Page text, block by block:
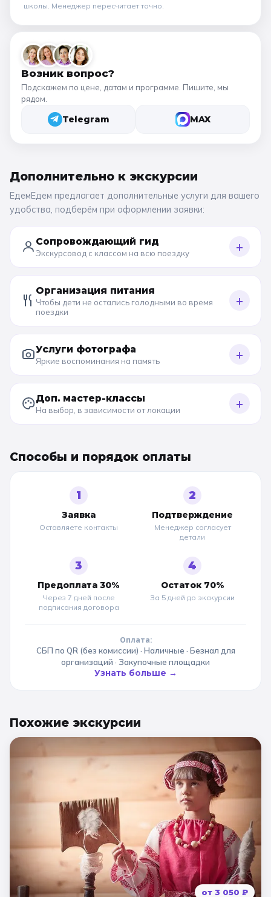
школы . Менеджер пересчитает точно.
Возник вопрос?
Подскажем по цене, датам и программе. Пишите, мы
рядом.
Telegram MAX
Дополнительно к экскурсии
ЕдемЕдем предлагает дополнительные услуги для вашего
удобства, подберём при оформлении заявки:
Сопровождающий гид
Экскурсовод с классом на всю поездку +
Организация питания
Чтобы дети не остались голодными во время
поездки
+
Услуги фотографа
Яркие воспоминания на память +
Доп. мастер-классы
На выбор, в зависимости от локации +
Способы и порядок оплаты
1
Заявка
Оставляете контакты
2
Подтверждение
Менеджер согласует
детали
3
Предоплата 30%
Через 7 дней после
подписания договора
4
Остаток 70%
За 5 дней до экскурсии
Оплата:
СБП по QR (без комиссии) · Наличные · Безнал для
организаций · Закупочные площадки
Узнать больше →
Похожие экскурсии
от 3 050 ₽